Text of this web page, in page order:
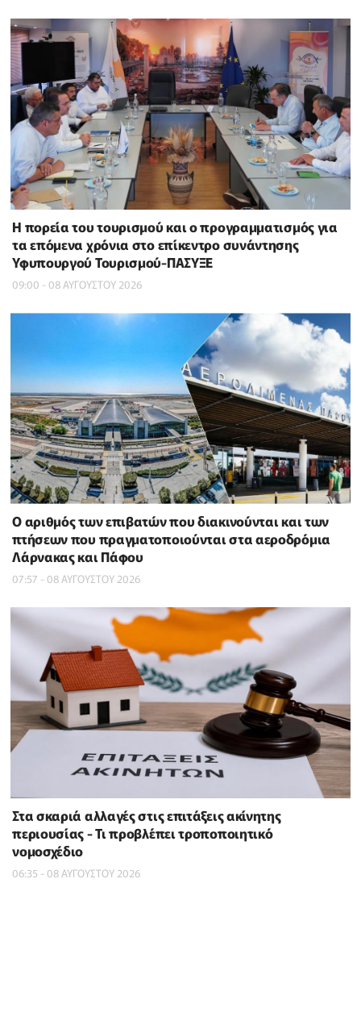
Η πορεία του τουρισμού και ο προγραμματισμός για
τα επόμενα χρόνια στο επίκεντρο συνάντησης
Υφυπουργού Τουρισμού-ΠΑΣΥΞΕ
09:00 - 08 ΑΥΓΟΥΣΤΟΥ 2026
Ο αριθμός των επιβατών που διακινούνται και των
πτήσεων που πραγματοποιούνται στα αεροδρόμια
Λάρνακας και Πάφου
07:57 - 08 ΑΥΓΟΥΣΤΟΥ 2026
Στα σκαριά αλλαγές στις επιτάξεις ακίνητης
περιουσίας - Τι προβλέπει τροποποιητικό
νομοσχέδιο
06:35 - 08 ΑΥΓΟΥΣΤΟΥ 2026